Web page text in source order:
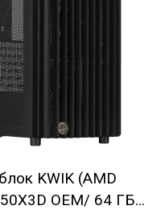
KWIK (AMD
OEM/ 64 ГБ